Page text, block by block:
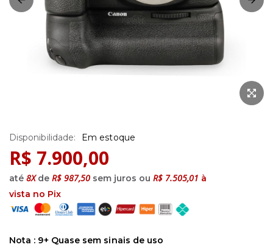
para
o
início
da
Galeria
imagens
R$ 7.900,00
até 8Xde R$ 987,50 sem juros ou R$ 7.505,01 à
vista no Pix
Em estoque
Nota : 9+ Quase sem sinais de uso